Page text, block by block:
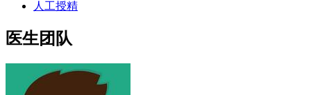
人工授精
医生团队